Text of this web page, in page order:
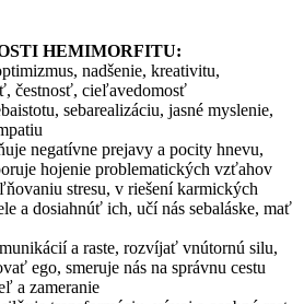
HEMIMORFITU:
nadšenie, kreativitu,
čestnosť, cieľavedomosť
sebarealizáciu, jasné myslenie,
negatívne prejavy a pocity hnevu,
hojenie problematických vzťahov
stresu, v riešení karmických
a dosiahnúť ich, učí nás sebaláske, mať
a raste, rozvíjať vnútornú silu,
ego, smeruje nás na správnu cestu
a zameranie